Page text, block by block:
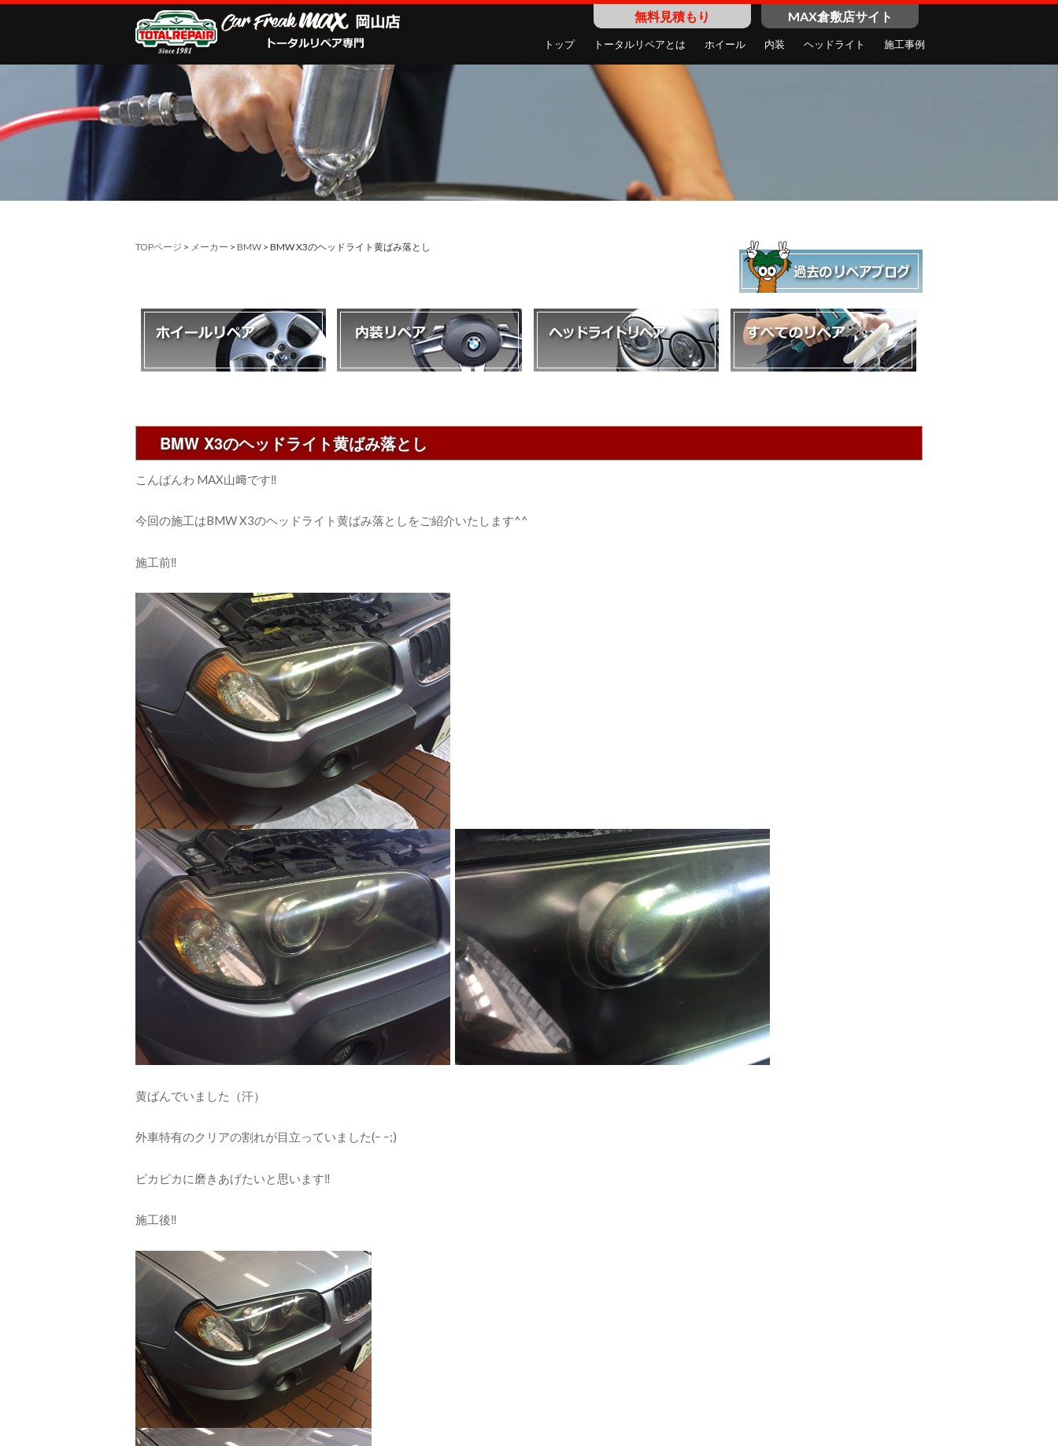
無料見積もり MAX倉敷店サイト
トップ トータルリペアとは ホイール 内装 ヘッドライト 施工事例
TOPページ > メーカー > BMW > BMW X3のヘッドライト黄ばみ落とし
BMW X3のヘッドライト黄ばみ落とし
こんばんわ MAX山﨑です‼︎
今回の施工はBMW X3のヘッドライト黄ばみ落としをご紹介いたします^^
施工前‼︎
黄ばんでいました（汗）
外車特有のクリアの割れが目立っていました(ｰ ｰ;)
ピカピカに磨きあげたいと思います‼︎
施工後‼︎